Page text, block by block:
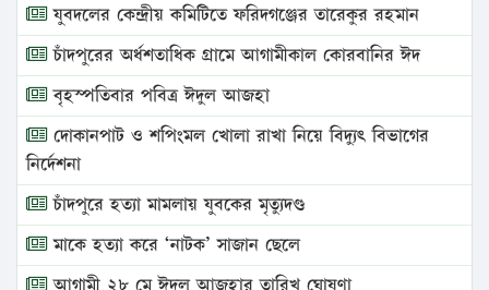
যুবদলের কেন্দ্রীয় কমিটিতে ফরিদগঞ্জের তারেকুর রহমান
চাঁদপুরের অর্ধশতাধিক গ্রামে আগামীকাল কোরবানির ঈদ
বৃহস্পতিবার পবিত্র ঈদুল আজহা
দোকানপাট ও শপিংমল খোলা রাখা নিয়ে বিদ্যুৎ বিভাগের
নির্দেশনা
চাঁদপুরে হত্যা মামলায় যুবকের মৃত্যুদণ্ড
মাকে হত্যা করে ‘নাটক’ সাজান ছেলে